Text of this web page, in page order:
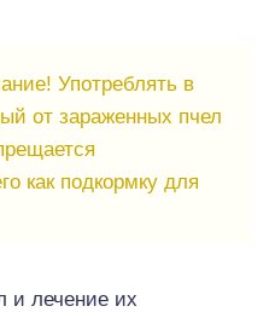
Употреблять в
от зараженных пчел
как подкормку для
и лечение их